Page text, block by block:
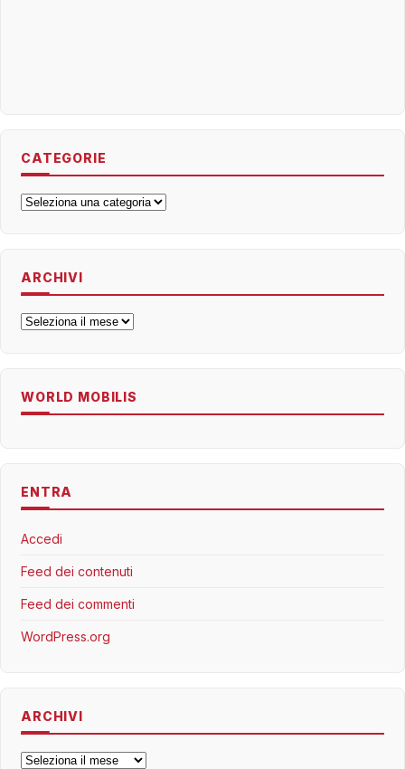
CATEGORIE
Categorie
ARCHIVI
Archivi
WORLD MOBILIS
ENTRA
Accedi
Feed dei contenuti
Feed dei commenti
WordPress.org
ARCHIVI
Archivi